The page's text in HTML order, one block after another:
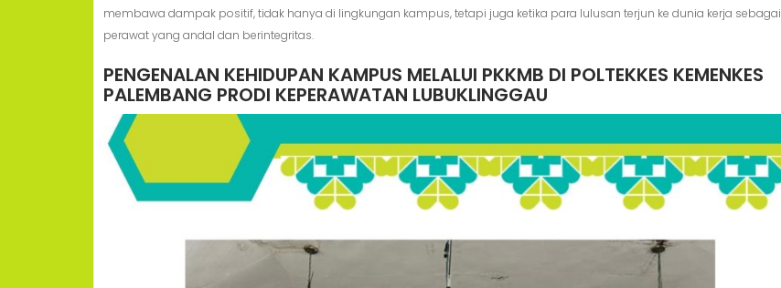
membawa dampak positif, tidak hanya di lingkungan kampus, tetapi juga ketika para lulusan terjun ke dunia kerja sebagai
perawat yang andal dan berintegritas.
PENGENALAN KEHIDUPAN KAMPUS MELALUI PKKMB DI POLTEKKES KEMENKES
PALEMBANG PRODI KEPERAWATAN LUBUKLINGGAU